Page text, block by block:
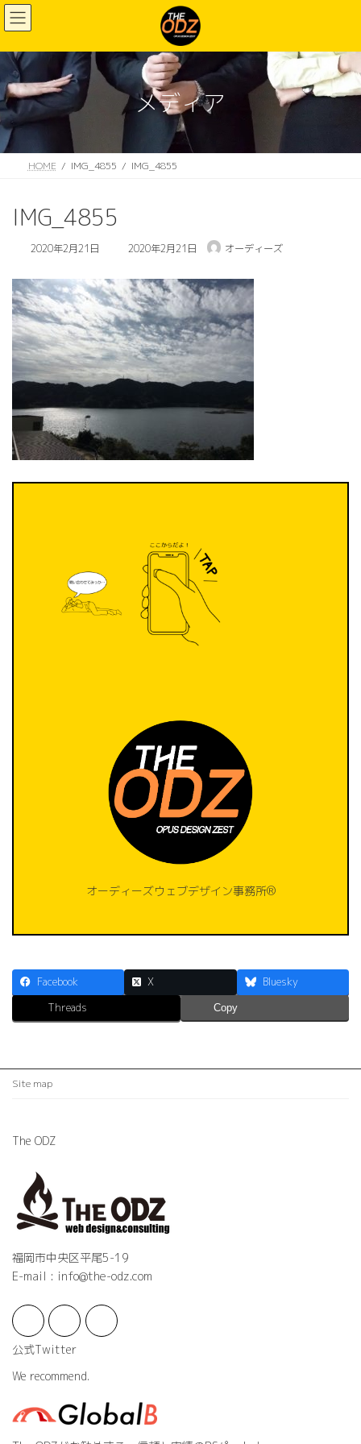
コ
ン
ン
へ
ス
キ
ッ
プ
ナ
ビ
ー
ョ
ン
に
移
動
メディア
HOME IMG_4855 IMG_4855
IMG_4855
2020年2月21日
最
新
日
時
:
2020年2月21日 オーディーズ
オーディーズウェブデザイン事務所®️
Facebook X
Bluesky
Threads
Copy
Site map
The ODZ
福岡市中央区平尾5-19
E-mail : info@the-odz.com
公式Twitter
We recommend.